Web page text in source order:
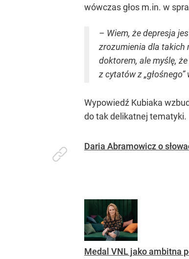
wówczas głos m.in. w
– Wiem, że depresja
zrozumienia dla takich
doktorem, ale myślę,
z cytatów z „głośnego”
Wypowiedź Kubiaka
do tak delikatnej tematyki.
Daria Abramowicz o
Medal VNL jako ambitna